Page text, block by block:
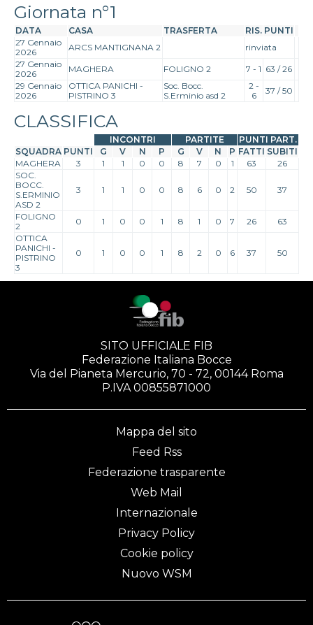
Giornata n°1
DATA CASA TRASFERTA RIS. PUNTI
27 Gennaio
2026
ARCS MANTIGNANA 2
rinviata
27 Gennaio
2026
MAGHERA FOLIGNO 2 7 - 1 63 / 26
29 Gennaio
2026
OTTICA PANICHI -
PISTRINO 3
Soc. Bocc.
S.Erminio asd 2
2 -
6
37 / 50
CLASSIFICA
INCONTRI PARTITE
PUNTI PART.
SQUADRA PUNTI G V N P G V N P FATTI SUBITI
MAGHERA
3 1 1 0 0 8 7 0 1 63
26
SOC.
BOCC.
S.ERMINIO
ASD 2
3 1 1 0 0 8 6 0 2 50 37
FOLIGNO
2
0 1 0 0 1 8 1 0 7 26
63
OTTICA
PANICHI -
PISTRINO
3
0 1 0 0 1 8 2 0 6 37 50
SITO UFFICIALE FIB
Federazione Italiana Bocce
Via del Pianeta Mercurio, 70 - 72, 00144 Roma
P.IVA 00855871000
Mappa del sito
Feed Rss
Federazione trasparente
Web Mail
Internazionale
Privacy Policy
Cookie policy
Nuovo WSM